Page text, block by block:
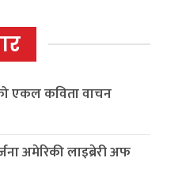
एकल कविता वाचन
अमेरिकी लाइब्रेरी अफ